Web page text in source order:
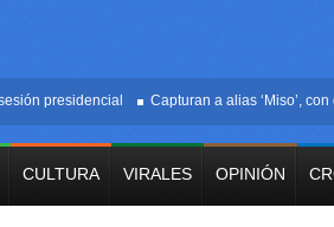
presidencial Capturan a alias ‘Miso’, con
CULTURA VIRALES OPINIÓN